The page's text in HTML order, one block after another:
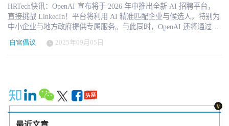
HRTech快讯：OpenAI 宣布将于 2026 年中推出全新 AI 招聘平台，
直接挑战 LinkedIn！平台将利用 AI 精准匹配企业与候选人，特别为
中小企业与地方政府提供专属服务。与此同时，OpenAI 还将通过
OpenAI Academy 推出 AI 流利度认证，计划到 2030 年与沃尔玛合
作，为 1000 万美国人颁发认证。 美西时间2025年9月4日，OpenAI
再次将自己推向了公共议程的中心。这一次，它不仅在人工智能模
式推出 OpenAI Jobs Platform，一个由人工智能驱动的招聘与人才匹
配平台。这一产品直接把 OpenAI 推向了与 LinkedIn 的正面竞争：
后者是全球最具影响力的职业社交与招聘平台，由微软全资拥有，
而微软恰恰也是 OpenAI 的最大资金支持者。 “AI招聘”的新赌注
白宫倡议 2025年09月05日